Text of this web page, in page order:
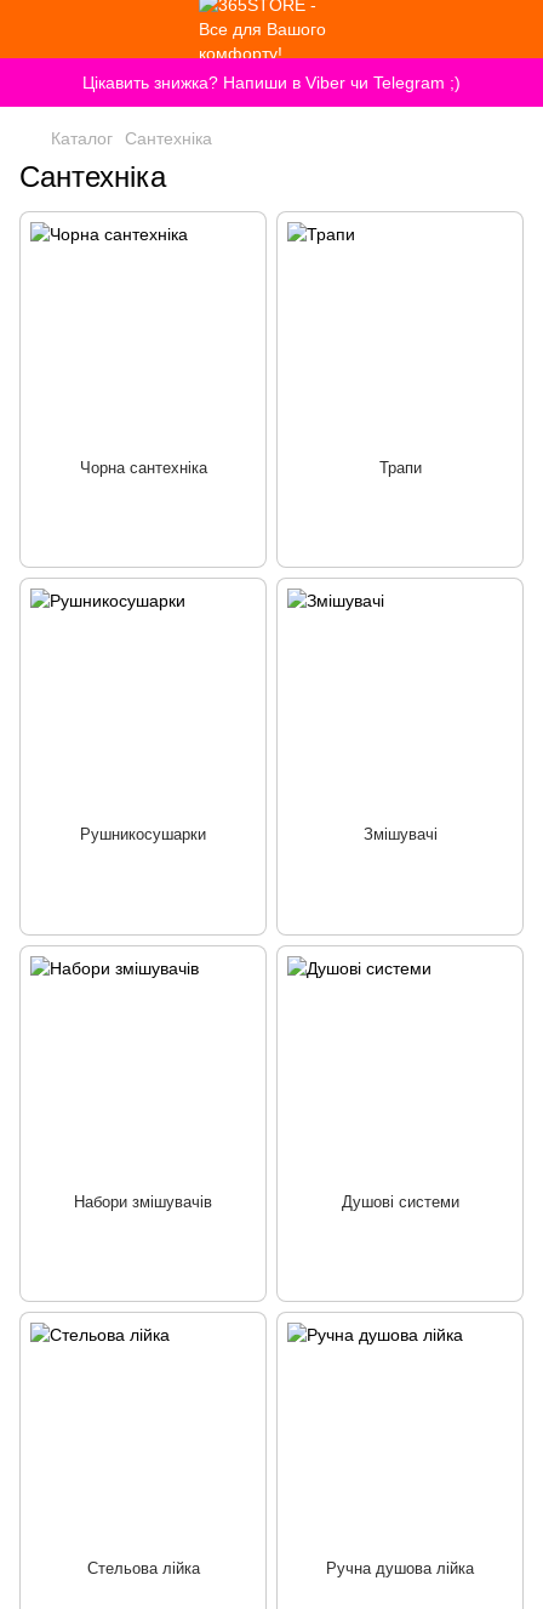
Цікавить знижка? Напиши в Viber чи Telegram ;)
Каталог Сантехніка
Сантехніка
Чорна сантехніка Трапи
Рушникосушарки Змішувачі
Набори змішувачів Душові системи
Стельова лійка Ручна душова лійка